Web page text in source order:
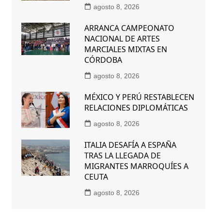
agosto 8, 2026
ARRANCA CAMPEONATO
NACIONAL DE ARTES
MARCIALES MIXTAS EN
CÓRDOBA
agosto 8, 2026
MÉXICO Y PERÚ RESTABLECEN
RELACIONES DIPLOMÁTICAS
agosto 8, 2026
ITALIA DESAFÍA A ESPAÑA
TRAS LA LLEGADA DE
MIGRANTES MARROQUÍES A
CEUTA
agosto 8, 2026